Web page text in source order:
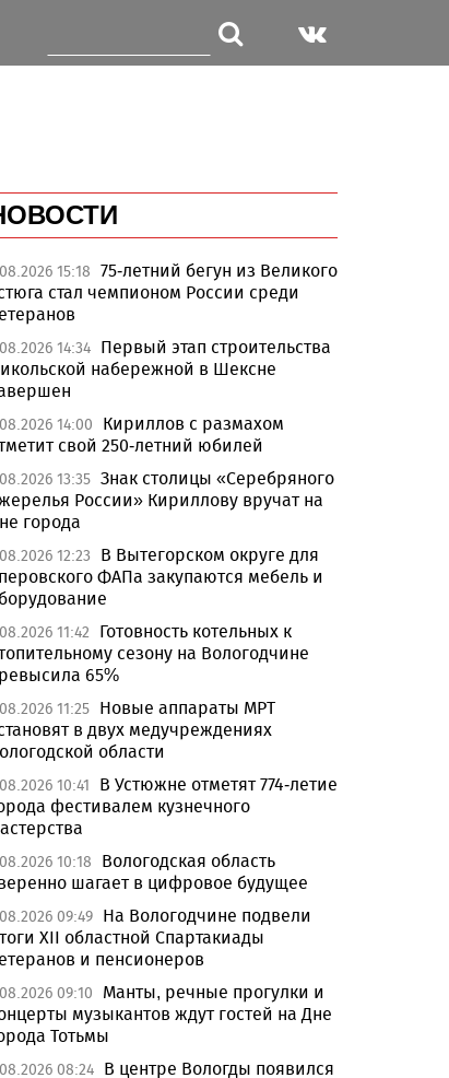
15:18 75-летний бегун из Великого
стал чемпионом России среди
14:34 Первый этап строительства
набережной в Шексне
14:00
Кириллов с размахом
свой 250-летний юбилей
13:35 Знак столицы «Серебряного
России» Кириллову вручат на
города
12:23
В Вытегорском округе для
ФАПа закупаются мебель и
11:42
Готовность котельных к
сезону на Вологодчине
65%
11:25 Новые аппараты МРТ
в двух медучреждениях
области
10:41
В Устюжне отметят 774-летие
фестивалем кузнечного
10:18
Вологодская область
шагает в цифровое будущее
09:49 На Вологодчине подвели
XII областной Спартакиады
и пенсионеров
09:10
Манты, речные прогулки и
музыкантов ждут гостей на Дне
Тотьмы
08:24 В центре Вологды появился